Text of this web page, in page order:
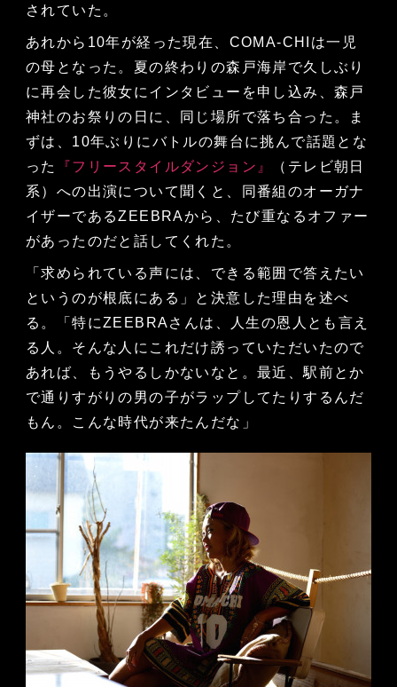
されていた。
あれから10年が経った現在、COMA-CHIは一児
の母となった。夏の終わりの森戸海岸で久しぶり
に再会した彼女にインタビューを申し込み、森戸
神社のお祭りの日に、同じ場所で落ち合った。ま
ずは、10年ぶりにバトルの舞台に挑んで話題とな
った
『フリースタイルダンジョン』
（テレビ朝日
系）への出演について聞くと、同番組のオーガナ
イザーであるZEEBRAから、たび重なるオファー
があったのだと話してくれた。
「求められている声には、できる範囲で答えたい
というのが根底にある」と決意した理由を述べ
る。「特にZEEBRAさんは、人生の恩人とも言え
る人。そんな人にこれだけ誘っていただいたので
あれば、もうやるしかないなと。最近、駅前とか
で通りすがりの男の子がラップしてたりするんだ
もん。こんな時代が来たんだな」